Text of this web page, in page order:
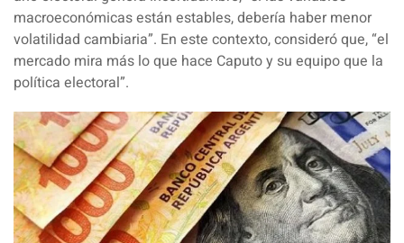
macroeconómicas están estables, debería haber menor
volatilidad cambiaria”. En este contexto, consideró que, “el
mercado mira más lo que hace Caputo y su equipo que la
política electoral”.